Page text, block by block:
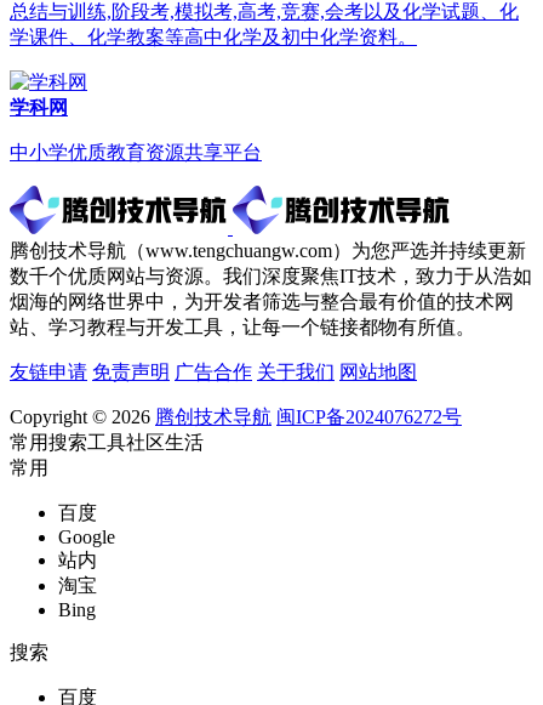
总结与训练,阶段考,模拟考,高考,竞赛,会考以及化学试题、化
学课件、化学教案等高中化学及初中化学资料。
学科网
中小学优质教育资源共享平台
腾创技术导航（www.tengchuangw.com）为您严选并持续更新
数千个优质网站与资源。我们深度聚焦IT技术，致力于从浩如
烟海的网络世界中，为开发者筛选与整合最有价值的技术网
站、学习教程与开发工具，让每一个链接都物有所值。
友链申请 免责声明 广告合作 关于我们 网站地图
Copyright © 2026 腾创技术导航 闽ICP备2024076272号
常用搜索工具社区生活
常用
百度
Google
站内
淘宝
Bing
搜索
百度